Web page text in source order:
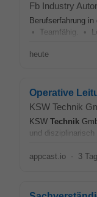
Fb Industry
Berufserfahrung
• Teamfähig. •
heute
Operative
KSW Technik
KSW Technik
und disziplinarisch
appcast.io - 3